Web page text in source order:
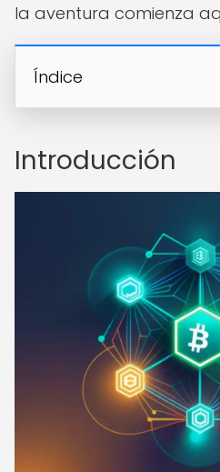
la aventura comienza
Índice
Introducción